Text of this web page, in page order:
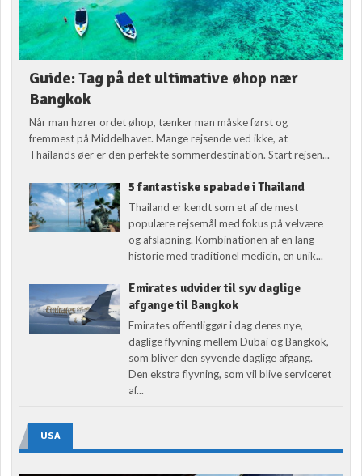
Guide: Tag på det ultimative øhop nær
Bangkok
Når man hører ordet øhop, tænker man måske først og
fremmest på Middelhavet. Mange rejsende ved ikke, at
Thailands øer er den perfekte sommerdestination. Start rejsen...
5 fantastiske spabade i Thailand
Thailand er kendt som et af de mest
populære rejsemål med fokus på velvære
og afslapning. Kombinationen af en lang
historie med traditionel medicin, en unik...
Emirates udvider til syv daglige
afgange til Bangkok
Emirates offentliggør i dag deres nye,
daglige flyvning mellem Dubai og Bangkok,
som bliver den syvende daglige afgang.
Den ekstra flyvning, som vil blive serviceret
af...
USA